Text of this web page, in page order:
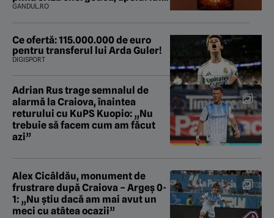
Bolojan de economisire a energiei
Boc
GANDUL.RO
Ce ofertă: 115.000.000 de euro
pentru transferul lui Arda Guler!
DIGISPORT
Adrian Rus trage semnalul de
alarmă la Craiova, înaintea
returului cu KuPS Kuopio: „Nu
trebuie să facem cum am făcut
azi”
Alex Cicâldău, monument de
frustrare după Craiova – Argeș 0-
1: „Nu știu dacă am mai avut un
meci cu atâtea ocazii”